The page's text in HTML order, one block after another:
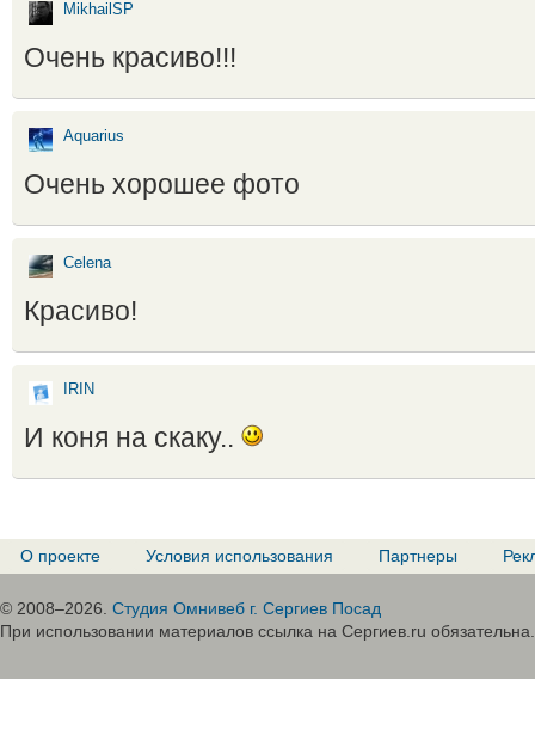
MikhailSP
Очень красиво!!!
Aquarius
Очень хорошее фото
Celena
Красиво!
IRIN
И коня на скаку..
О проекте Условия использования Партнеры
© 2008–2026. Студия Омнивеб г. Сергиев Посад
При использовании материалов ссылка на Сергиев.ru обязательна.